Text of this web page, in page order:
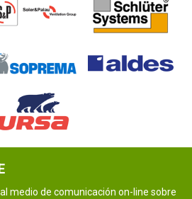
medio de comunicación on-line sobre